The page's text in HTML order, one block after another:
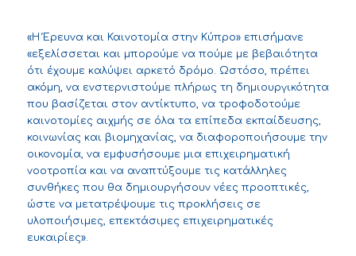
«Η Έρευνα και Καινοτομία στην Κύπρο» επισήμανε
«εξελίσσεται και μπορούμε να πούμε με βεβαιότητα
ότι έχουμε καλύψει αρκετό δρόμο. Ωστόσο, πρέπει
ακόμη, να ενστερνιστούμε πλήρως τη δημιουργικότητα
που βασίζεται στον αντίκτυπο, να τροφοδοτούμε
καινοτομίες αιχμής σε όλα τα επίπεδα εκπαίδευσης,
κοινωνίας και βιομηχανίας, να διαφοροποιήσουμε την
οικονομία, να εμφυσήσουμε μια επιχειρηματική
νοοτροπία και να αναπτύξουμε τις κατάλληλες
συνθήκες που θα δημιουργήσουν νέες προοπτικές,
ώστε να μετατρέψουμε τις προκλήσεις σε
υλοποιήσιμες, επεκτάσιμες επιχειρηματικές
ευκαιρίες».